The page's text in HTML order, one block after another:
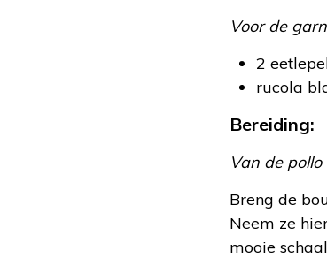
Voor de
2
rucola
Bereiding:
Van de
Breng de
Neem ze
mooie